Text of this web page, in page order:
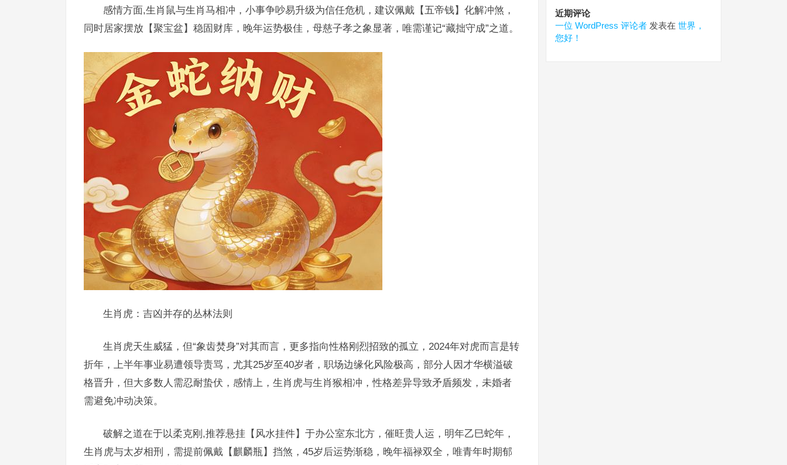
感情方面,生肖鼠与生肖马相冲，小事争吵易升级为信任危机，建议佩戴【五帝钱】化解冲煞，
同时居家摆放【聚宝盆】稳固财库，晚年运势极佳，母慈子孝之象显著，唯需谨记“藏拙守成”之道。
生肖虎：吉凶并存的丛林法则
生肖虎天生威猛，但“象齿焚身”对其而言，更多指向性格刚烈招致的孤立，2024年对虎而言是转
折年，上半年事业易遭领导责骂，尤其25岁至40岁者，职场边缘化风险极高，部分人因才华横溢破
格晋升，但大多数人需忍耐蛰伏，感情上，生肖虎与生肖猴相冲，性格差异导致矛盾频发，未婚者
需避免冲动决策。
破解之道在于以柔克刚,推荐悬挂【风水挂件】于办公室东北方，催旺贵人运，明年乙巳蛇年，
生肖虎与太岁相刑，需提前佩戴【麒麟瓶】挡煞，45岁后运势渐稳，晚年福禄双全，唯青年时期郁
近期评论
一位 WordPress 评论者 发表在 世界，
您好！